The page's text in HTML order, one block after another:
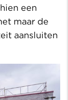
een
maar de
aansluiten